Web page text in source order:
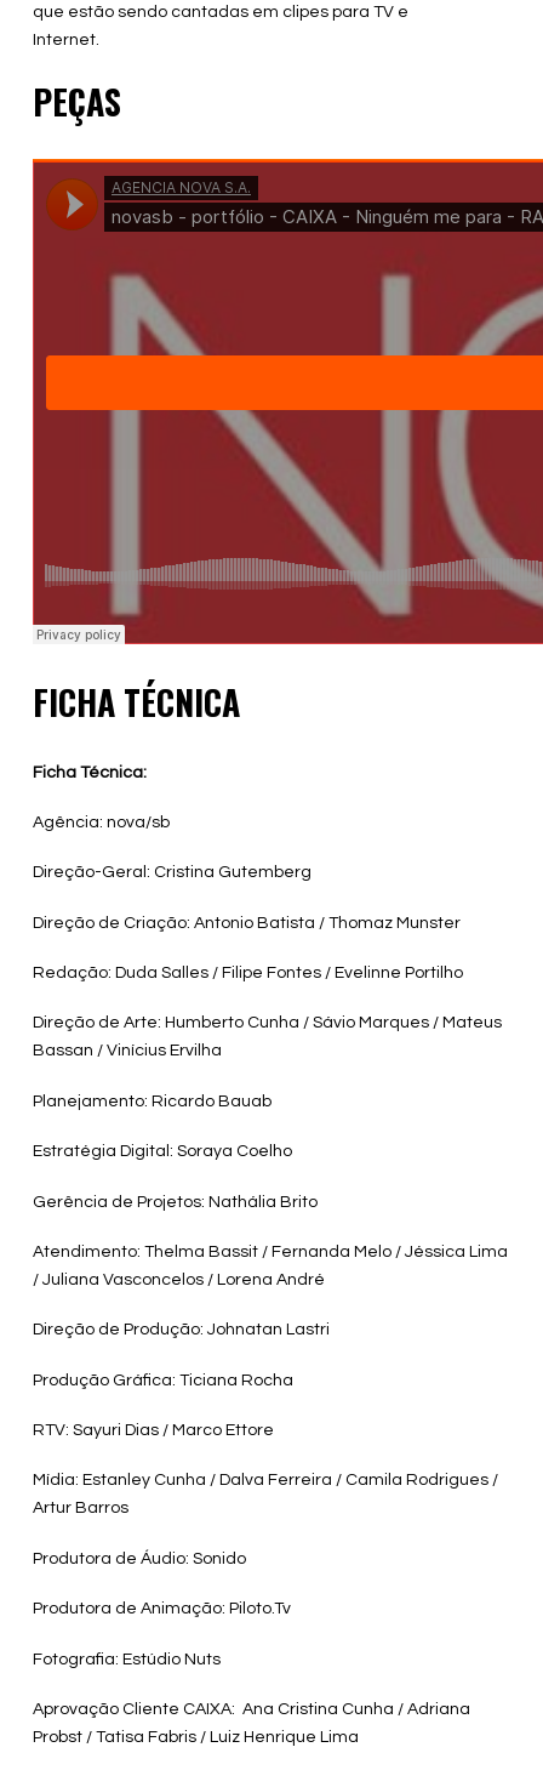
que estão sendo cantadas em clipes para TV e
Internet.
PEÇAS
FICHA TÉCNICA
Ficha Técnica:
Agência: nova/sb
Direção-Geral: Cristina Gutemberg
Direção de Criação: Antonio Batista / Thomaz Munster
Redação: Duda Salles / Filipe Fontes / Evelinne Portilho
Direção de Arte: Humberto Cunha / Sávio Marques / Mateus
Bassan / Vinícius Ervilha
Planejamento: Ricardo Bauab
Estratégia Digital: Soraya Coelho
Gerência de Projetos: Nathália Brito
Atendimento: Thelma Bassit / Fernanda Melo / Jéssica Lima
/ Juliana Vasconcelos / Lorena André
Direção de Produção: Johnatan Lastri
Produção Gráfica: Ticiana Rocha
RTV: Sayuri Dias / Marco Ettore
Mídia: Estanley Cunha / Dalva Ferreira / Camila Rodrigues /
Artur Barros
Produtora de Áudio: Sonido
Produtora de Animação: Piloto.Tv
Fotografia: Estúdio Nuts
Aprovação Cliente CAIXA: Ana Cristina Cunha / Adriana
Probst / Tatisa Fabris / Luiz Henrique Lima